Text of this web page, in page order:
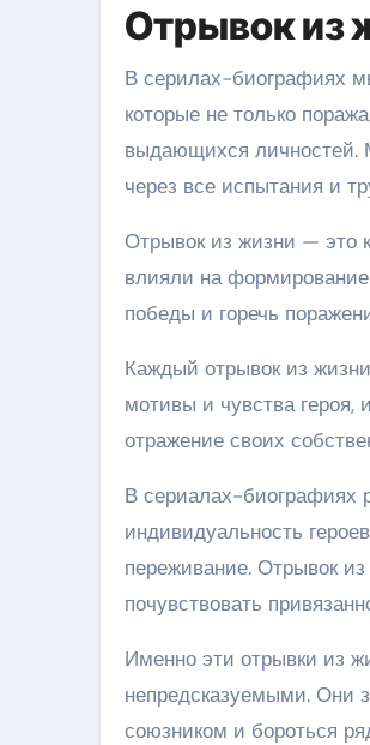
Отрывок из
В серилах-биографиях
которые не только
выдающихся личностей.
через все испытания и
Отрывок из жизни — это
влияли на
победы и горечь
Каждый отрывок из
мотивы и чувства героя,
отражение своих
В сериалах-биографиях
индивидуальность
переживание. Отрывок
почувствовать
Именно эти отрывки из
непредсказуемыми. Они
союзником и бороться